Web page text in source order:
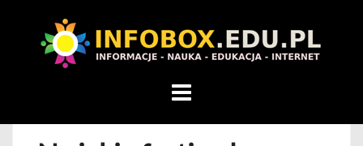
WITAMY
INFOBOX
INFORMACYJNY